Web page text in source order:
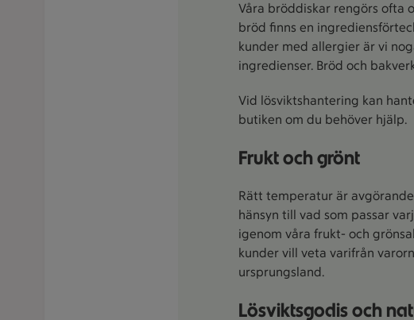
Våra bröddiskar rengörs ofta
bröd finns en
kunder med allergier är vi
ingredienser. Bröd och
Vid lösviktshantering kan
butiken om du behöver hjälp.
Frukt och grönt
Rätt temperatur är
hänsyn till vad som passar
igenom våra frukt- och
kunder vill veta varifrån
ursprungsland.
Lösviktsgodis och